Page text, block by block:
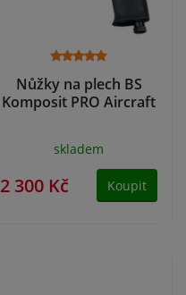
Nůžky na plech BS
Komposit PRO Aircraft
skladem
2 300 Kč Koupit